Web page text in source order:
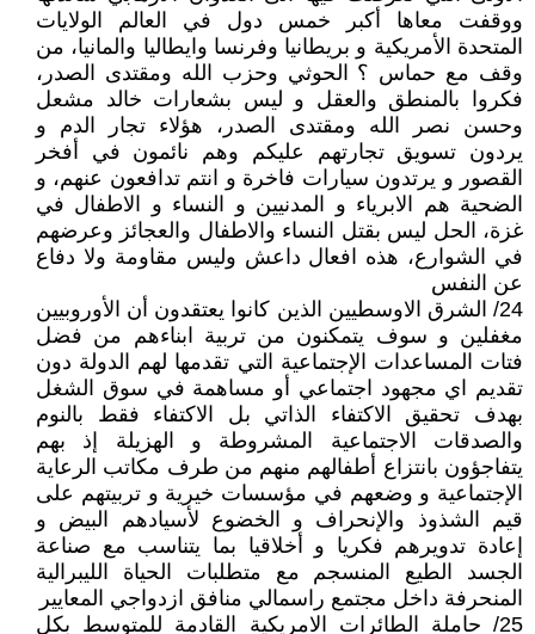
ووقفت معاها أكبر خمس دول في العالم الولايات
المتحدة الأمريكية و بريطانيا وفرنسا وايطاليا والمانيا، من
وقف مع حماس ؟ الحوثي وحزب الله ومقتدى الصدر،
فكروا بالمنطق والعقل و ليس بشعارات خالد مشعل
وحسن نصر الله ومقتدى الصدر، هؤلاء تجار الدم و
يردون تسويق تجارتهم عليكم وهم نائمون في أفخر
القصور و يرتدون سيارات فاخرة و انتم تدافعون عنهم، و
الضحية هم الابرياء و المدنيين و النساء و الاطفال في
غزة، الحل ليس بقتل النساء والاطفال والعجائز وعرضهم
في الشوارع، هذه افعال داعش وليس مقاومة ولا دفاع
عن النفس
24/ الشرق الاوسطيين الذين كانوا يعتقدون أن الأوروبيين
مغفلين و سوف يتمكنون من تربية ابناءهم من فضل
فتات المساعدات الإجتماعية التي تقدمها لهم الدولة دون
تقديم اي مجهود اجتماعي أو مساهمة في سوق الشغل
بهدف تحقيق الاكتفاء الذاتي بل الاكتفاء فقط بالنوم
والصدقات الاجتماعية المشروطة و الهزيلة إذ بهم
يتفاجؤون بانتزاع أطفالهم منهم من طرف مكاتب الرعاية
الإجتماعية و وضعهم في مؤسسات خيرية و تربيتهم على
قيم الشذوذ والإنحراف و الخضوع لأسيادهم البيض و
إعادة تدويرهم فكريا و أخلاقيا بما يتناسب مع صناعة
الجسد الطيع المنسجم مع متطلبات الحياة الليبرالية
المنحرفة داخل مجتمع راسمالي منافق ازدواجي المعايير
25/ حاملة الطائرات الامريكية القادمة للمتوسط بكل